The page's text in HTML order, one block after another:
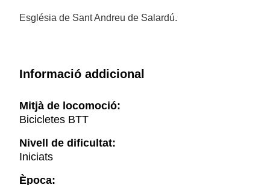
Església de Sant Andreu de Salardú.
Informació addicional
Mitjà de locomoció:
Bicicletes BTT
Nivell de dificultat:
Iniciats
Època: